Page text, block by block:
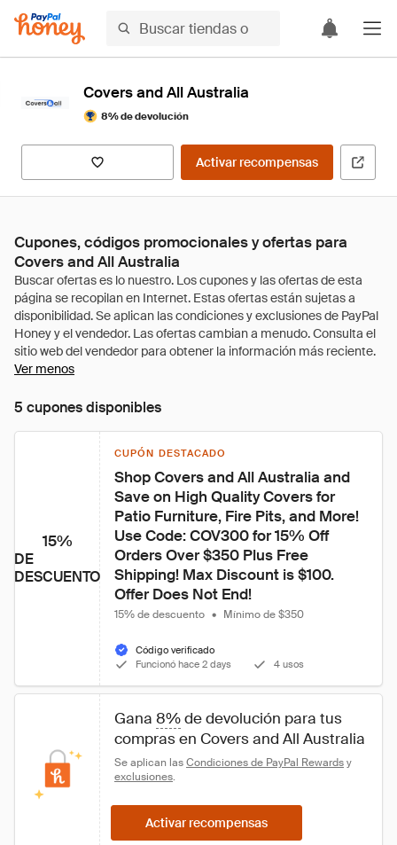
Covers and All Australia
8% de devolución
Activar recompensas
Cupones, códigos promocionales y ofertas para
Covers and All Australia
Ver menos
5 cupones disponibles
15%
DE
DESCUENTO
CUPÓN DESTACADO
Shop Covers and All Australia and
Save on High Quality Covers for
Patio Furniture, Fire Pits, and More!
Use Code: COV300 for 15% Off
Orders Over $350 Plus Free
Shipping! Max Discount is $100.
Offer Does Not End!
15% de descuento • Mínimo de $350
Código verificado
Funcionó hace 2 days
4 usos
Gana 8% de devolución para tus
compras en Covers and All Australia
Se aplican las Condiciones de PayPal Rewards y
exclusiones.
Activar recompensas